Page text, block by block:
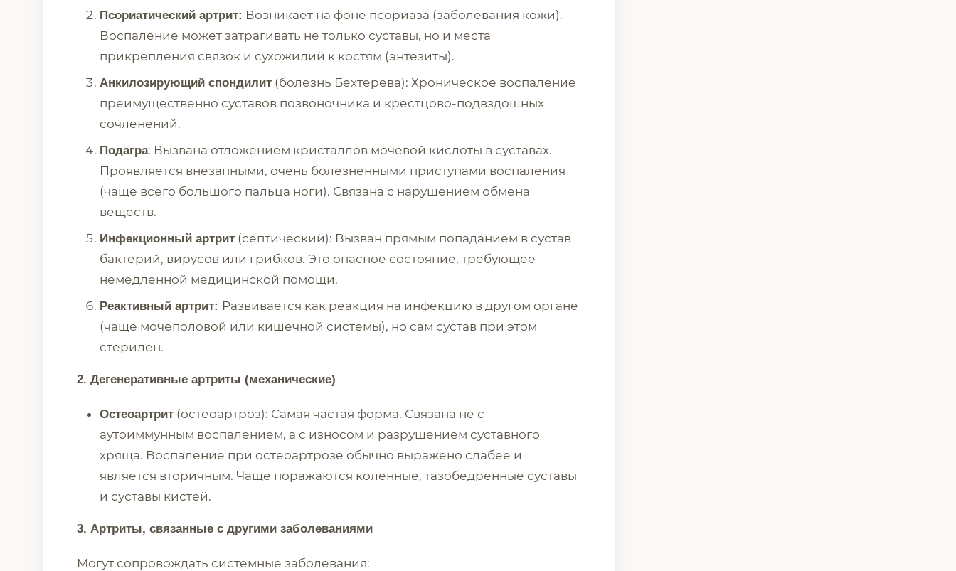
Псориатический артрит: Возникает на фоне псориаза (заболевания кожи).
Воспаление может затрагивать не только суставы, но и места
прикрепления связок и сухожилий к костям (энтезиты).
Анкилозирующий спондилит (болезнь Бехтерева): Хроническое воспаление
преимущественно суставов позвоночника и крестцово-подвздошных
сочленений.
Подагра: Вызвана отложением кристаллов мочевой кислоты в суставах.
Проявляется внезапными, очень болезненными приступами воспаления
(чаще всего большого пальца ноги). Связана с нарушением обмена
веществ.
Инфекционный артрит (септический): Вызван прямым попаданием в сустав
бактерий, вирусов или грибков. Это опасное состояние, требующее
немедленной медицинской помощи.
Реактивный артрит: Развивается как реакция на инфекцию в другом органе
(чаще мочеполовой или кишечной системы), но сам сустав при этом
стерилен.
2. Дегенеративные артриты (механические)
Остеоартрит (остеоартроз): Самая частая форма. Связана не с
аутоиммунным воспалением, а с износом и разрушением суставного
хряща. Воспаление при остеоартрозе обычно выражено слабее и
является вторичным. Чаще поражаются коленные, тазобедренные суставы
и суставы кистей.
3. Артриты, связанные с другими заболеваниями
Могут сопровождать системные заболевания: